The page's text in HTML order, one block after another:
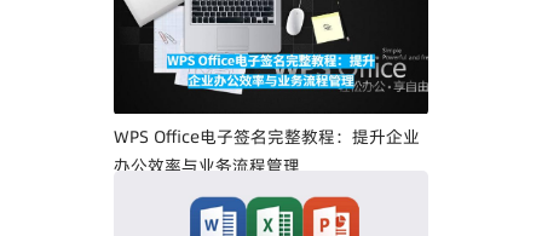
WPS Office电子签名完整教程：提升企业
办公效率与业务流程管理